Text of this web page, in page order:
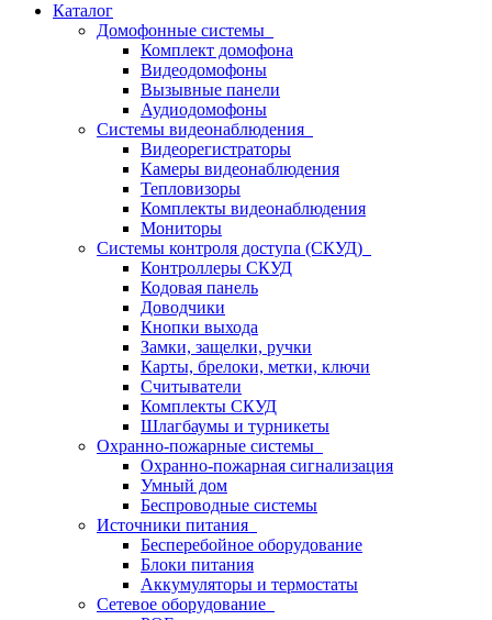
Каталог
Домофонные системы
Комплект домофона
Видеодомофоны
Вызывные панели
Аудиодомофоны
Системы видеонаблюдения
Видеорегистраторы
Камеры видеонаблюдения
Тепловизоры
Комплекты видеонаблюдения
Мониторы
Системы контроля доступа (СКУД)
Контроллеры СКУД
Кодовая панель
Доводчики
Кнопки выхода
Замки, защелки, ручки
Карты, брелоки, метки, ключи
Считыватели
Комплекты СКУД
Шлагбаумы и турникеты
Охранно-пожарные системы
Охранно-пожарная сигнализация
Умный дом
Беспроводные системы
Источники питания
Бесперебойное оборудование
Блоки питания
Аккумуляторы и термостаты
Сетевое оборудование